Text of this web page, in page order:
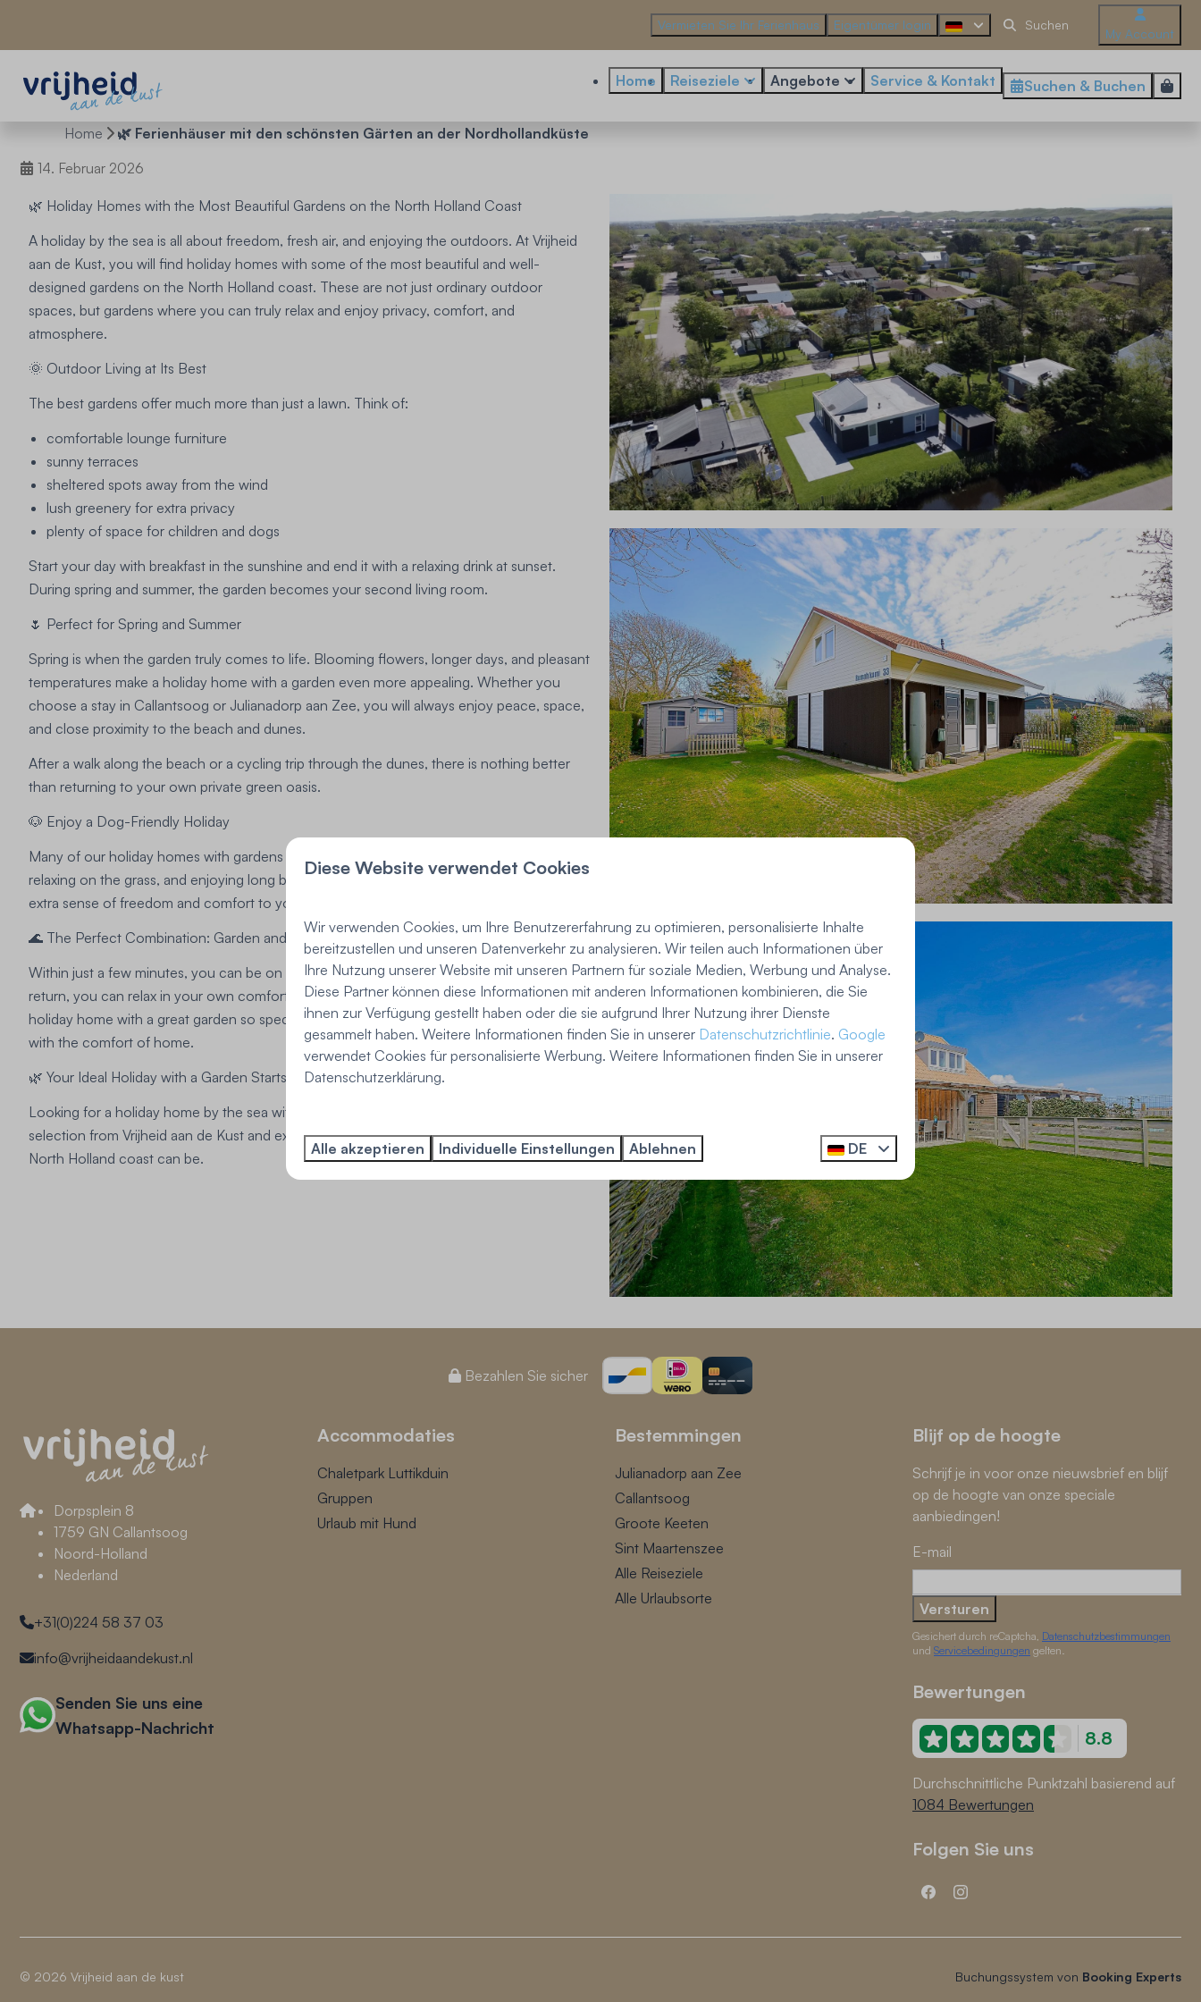
Vermieten Sie Ihr Ferienhaus Eigentümer login
My Account
Home Reiseziele Angebote Service & Kontakt Suchen & Buchen
Home
🌿 Ferienhäuser mit den schönsten Gärten an der Nordhollandküste
14. Februar 2026
🌿 Holiday Homes with the Most Beautiful Gardens on the North Holland Coast
A holiday by the sea is all about freedom, fresh air, and enjoying the outdoors. At Vrijheid
aan de Kust, you will find holiday homes with some of the most beautiful and well-
designed gardens on the North Holland coast. These are not just ordinary outdoor
spaces, but gardens where you can truly relax and enjoy privacy, comfort, and
atmosphere.
🌞 Outdoor Living at Its Best
The best gardens offer much more than just a lawn. Think of:
comfortable lounge furniture
sunny terraces
sheltered spots away from the wind
lush greenery for extra privacy
plenty of space for children and dogs
Start your day with breakfast in the sunshine and end it with a relaxing drink at sunset.
During spring and summer, the garden becomes your second living room.
🌷 Perfect for Spring and Summer
Spring is when the garden truly comes to life. Blooming flowers, longer days, and pleasant
temperatures make a holiday home with a garden even more appealing. Whether you
choose a stay in Callantsoog or Julianadorp aan Zee, you will always enjoy peace, space,
and close proximity to the beach and dunes.
After a walk along the beach or a cycling trip through the dunes, there is nothing better
than returning to your own private green oasis.
🐶 Enjoy a Dog-Friendly Holiday
Many of our holiday homes with gardens are dog-friendly. This means safe outdoor play,
relaxing on the grass, and enjoying long beach days together. A beautiful garden adds an
extra sense of freedom and comfort to your coastal holiday.
🌊 The Perfect Combination: Garden and Beach
Within just a few minutes, you can be on the beach or surrounded by nature. When you
return, you can relax in your own comfortable outdoor space. That is what makes a
holiday home with a great garden so special: all the freedom of the outdoors combined
with the comfort of home.
🌿 Your Ideal Holiday with a Garden Starts Here
Looking for a holiday home by the sea with a garden you can truly enjoy? Discover the
selection from Vrijheid aan de Kust and experience how wonderful outdoor living on the
North Holland coast can be.
Bezahlen Sie sicher
Dorpsplein 8
1759 GN Callantsoog
Noord-Holland
Nederland
+31(0)224 58 37 03
info@vrijheidaandekust.nl
Senden Sie uns eine
Whatsapp-Nachricht
Accommodaties
Chaletpark Luttikduin
Gruppen
Urlaub mit Hund
Bestemmingen
Julianadorp aan Zee
Callantsoog
Groote Keeten
Sint Maartenszee
Alle Reiseziele
Alle Urlaubsorte
Blijf op de hoogte
Schrijf je in voor onze nieuwsbrief en blijf
op de hoogte van onze speciale
aanbiedingen!
E-mail
Versturen
Gesichert durch reCaptcha, Datenschutzbestimmungen
und Servicebedingungen gelten.
Bewertungen
8.8
Durchschnittliche Punktzahl basierend auf
1084 Bewertungen
Folgen Sie uns
© 2026 Vrijheid aan de kust Buchungssystem von Booking Experts
Diese Website verwendet Cookies
Wir verwenden Cookies, um Ihre Benutzererfahrung zu optimieren, personalisierte Inhalte
bereitzustellen und unseren Datenverkehr zu analysieren. Wir teilen auch Informationen über
Ihre Nutzung unserer Website mit unseren Partnern für soziale Medien, Werbung und Analyse.
Diese Partner können diese Informationen mit anderen Informationen kombinieren, die Sie
ihnen zur Verfügung gestellt haben oder die sie aufgrund Ihrer Nutzung ihrer Dienste
gesammelt haben. Weitere Informationen finden Sie in unserer Datenschutzrichtlinie. Google
verwendet Cookies für personalisierte Werbung. Weitere Informationen finden Sie in unserer
Datenschutzerklärung.
Alle akzeptieren Individuelle Einstellungen Ablehnen DE